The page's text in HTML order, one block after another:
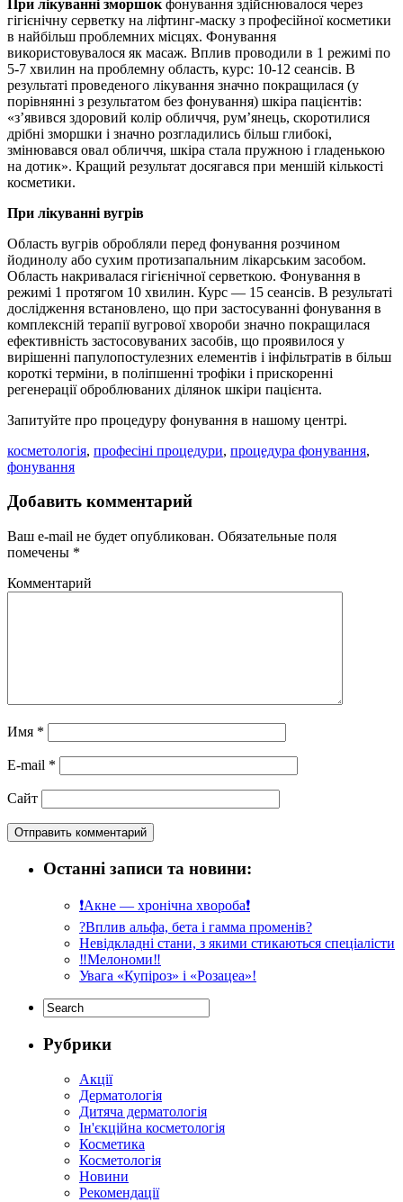
При лікуванні зморшок фонування здійснювалося через
гігієнічну серветку на ліфтинг-маску з професійної косметики
в найбільш проблемних місцях. Фонування
використовувалося як масаж. Вплив проводили в 1 режимі по
5-7 хвилин на проблемну область, курс: 10-12 сеансів. В
результаті проведеного лікування значно покращилася (у
порівнянні з результатом без фонування) шкіра пацієнтів:
«з’явився здоровий колір обличчя, рум’янець, скоротилися
дрібні зморшки і значно розгладились більш глибокі,
змінювався овал обличчя, шкіра стала пружною і гладенькою
на дотик». Кращий результат досягався при меншій кількості
косметики.
При лікуванні вугрів
Область вугрів обробляли перед фонування розчином
йодинолу або сухим протизапальним лікарським засобом.
Область накривалася гігієнічної серветкою. Фонування в
режимі 1 протягом 10 хвилин. Курс — 15 сеансів. В результаті
дослідження встановлено, що при застосуванні фонування в
комплексній терапії вугрової хвороби значно покращилася
ефективність застосовуваних засобів, що проявилося у
вирішенні папулопостулезних елементів і інфільтратів в більш
короткі терміни, в поліпшенні трофіки і прискоренні
регенерації оброблюваних ділянок шкіри пацієнта.
Запитуйте про процедуру фонування в нашому центрі.
косметологія, професіні процедури, процедура фонування,
фонування
Добавить комментарий
Ваш e-mail не будет опубликован. Обязательные поля
помечены *
Комментарий
Имя *
E-mail *
Сайт
Останні записи та новини:
❗️Акне — хронічна хвороба❗️
?Вплив альфа, бета і гамма променів?
Невідкладні стани, з якими стикаються спеціалісти
‼️Мелономи‼️
Увага «Купіроз» і «Розацеа»!
Рубрики
Акції
Дерматологія
Дитяча дерматологія
Ін'єкційна косметологія
Косметика
Косметологія
Новини
Рекомендації